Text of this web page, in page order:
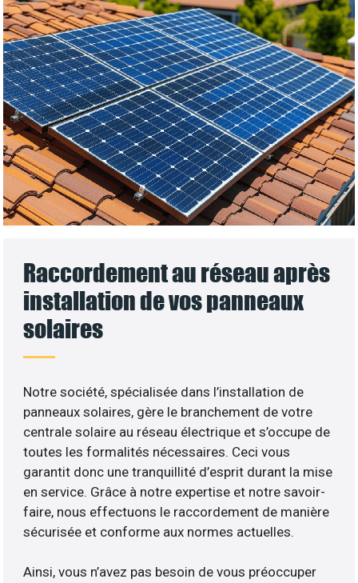
Raccordement au réseau après
installation de vos panneaux
solaires
Notre société, spécialisée dans l’installation de
panneaux solaires, gère le branchement de votre
centrale solaire au réseau électrique et s’occupe de
toutes les formalités nécessaires. Ceci vous
garantit donc une tranquillité d’esprit durant la mise
en service. Grâce à notre expertise et notre savoir-
faire, nous effectuons le raccordement de manière
sécurisée et conforme aux normes actuelles.
Ainsi, vous n’avez pas besoin de vous préoccuper